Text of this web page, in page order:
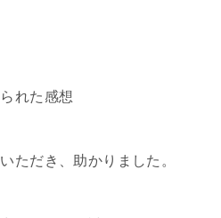
れた感想
ただき、助かりました。